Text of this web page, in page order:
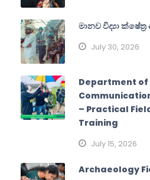
මානව විද්‍යා
July 30, 2026
Department of
– Practical
Training
July 15, 2026
Archaeology